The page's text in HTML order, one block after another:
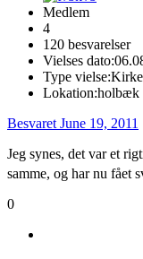
Medlem
4
120 besvarelser
Vielses dato:
Type vielse:Kirke
Lokation:holbæk
Besvaret June 19, 2011
Jeg synes, det var et
samme, og har nu fået
0